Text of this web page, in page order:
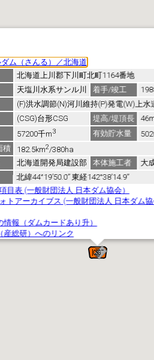
ダム（さんる）／北海道
北海道上川郡下川町北町1164番地
天塩川水系サンル川 着手/竣工
(F)洪水調節(N)河川維持(P)発電(W)上水
(CSG)台形CSG 堤高/堤頂長
57200千m3 有効貯水量
積
182.5km2/380ha
北海道開発局建設部 本体施工者
大
北緯44°19’50.0” 東経142°38’14.9”
目表 (一般財団法人 日本ダム協会）
トアーカイブス (一般財団法人 日本ダム
情報（ダムカードあり升）
産総研）へのリンク